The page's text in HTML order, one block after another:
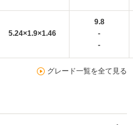
5.24×1.9×1.46
9.8
-
-
グレード一覧を全て見る